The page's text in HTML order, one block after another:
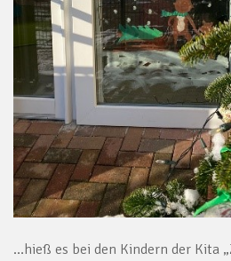
…hieß es bei den Kindern der Kita